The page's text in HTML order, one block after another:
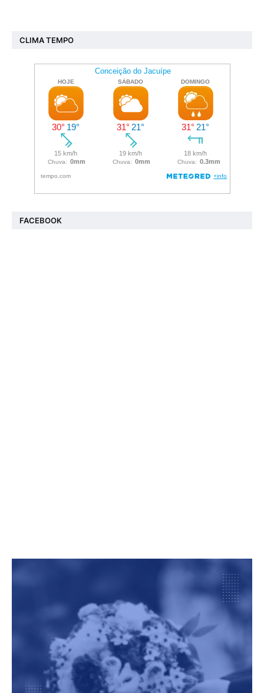
CLIMA TEMPO
FACEBOOK